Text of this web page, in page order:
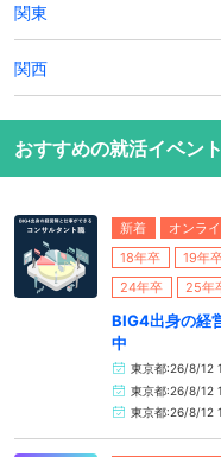
関東
関西
おすすめの就活イベント
新着 オンラ
18年卒
19年
24年卒
25年
BIG4出身の経
中
東京都:26/8/12
東京都:26/8/12
東京都:26/8/12